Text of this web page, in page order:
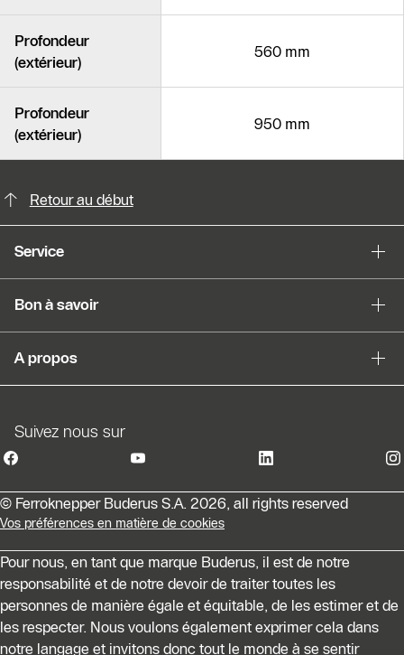
Profondeur
(extérieur)
560 mm
Profondeur
(extérieur)
950 mm
Slider Cest une galerie dimages
Retour au début
Service
Bon à savoir
A propos
Suivez nous sur
© Ferroknepper Buderus S.A. 2026, all rights reserved
Vos préférences en matière de cookies
Pour nous, en tant que marque Buderus, il est de notre
responsabilité et de notre devoir de traiter toutes les
personnes de manière égale et équitable, de les estimer et de
les respecter. Nous voulons également exprimer cela dans
notre langage et invitons donc tout le monde à se sentir